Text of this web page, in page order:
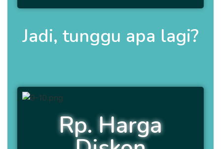
Jadi, tunggu apa lagi?
Rp. Harga